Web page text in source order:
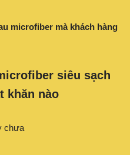
microfiber mà khách hàng
siêu sạch
khăn nào
chưa